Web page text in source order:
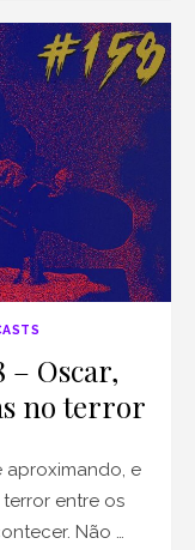
– Oscar,
no terror
aproximando, e
entre os
Não …